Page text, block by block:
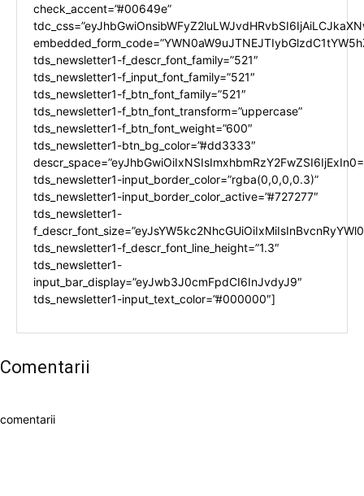
check_accent=”#00649e”
tds_newsletter1-f_descr_font_family=”521″
tds_newsletter1-f_input_font_family=”521″
tds_newsletter1-f_btn_font_family=”521″
tds_newsletter1-f_btn_font_transform=”uppercase”
tds_newsletter1-f_btn_font_weight=”600″
tds_newsletter1-btn_bg_color=”#dd3333″
tds_newsletter1-input_border_color=”rgba(0,0,0,0.3)”
tds_newsletter1-input_border_color_active=”#727277″
tds_newsletter1-
tds_newsletter1-f_descr_font_line_height=”1.3″
tds_newsletter1-
input_bar_display=”eyJwb3J0cmFpdCI6InJvdyJ9″
tds_newsletter1-input_text_color=”#000000″]
Comentarii
comentarii